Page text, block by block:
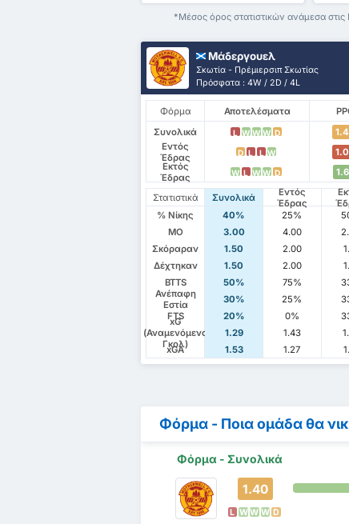
*Μέσος όρος στατιστικών ανάμεσα
Μάδεργουελ
Σκωτία - Πρέμιερσιπ Σκωτίας
Πρόσφατα : 4W / 2D / 4L
Φόρμα Αποτελέσματα
Συνολικά
L W W W D
Εντός
Έδρας
D L L W
Εκτός
Έδρας
W L W W D
Στατιστικά Συνολικά
Εντός
Έδρας
% Νίκης
40% 25%
ΜΟ
3.00 4.00
Σκόραραν
1.50 2.00
Δέχτηκαν
1.50 2.00
BTTS
50% 75%
Ανέπαφη
Εστία
30% 25%
FTS
20% 0%
xG
(Αναμενόμενα
Γκολ)
1.29 1.43
xGA
1.53 1.27
Φόρμα - Ποια ομάδα θα
Φόρμα - Συνολικά
1.40
L W W W D